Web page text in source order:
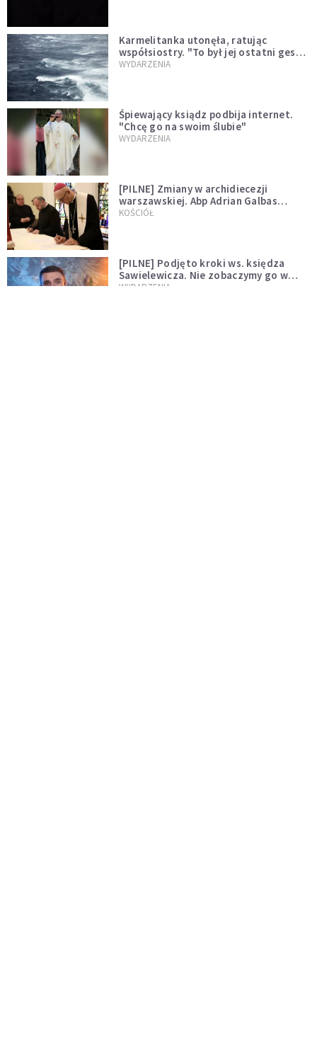
Karmelitanka utonęła, ratując
współsiostry. "To był jej ostatni gest
miłości"
WYDARZENIA
Śpiewający ksiądz podbija internet.
"Chcę go na swoim ślubie"
WYDARZENIA
[PILNE] Zmiany w archidiecezji
warszawskiej. Abp Adrian Galbas
wręczył dekrety nowym proboszczom
KOŚCIÓŁ
[PILNE] Podjęto kroki ws. księdza
Sawielewicza. Nie zobaczymy go w
mediach
WYDARZENIA